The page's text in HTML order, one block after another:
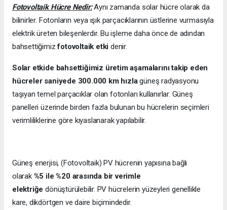
Fotovoltaik Hücre Nedir:Aynı zamanda solar hücre olarak da
bilinirler. Fotonların veya ışık parçacıklarının üstlerine vurmasıyla
elektrik üreten bileşenlerdir. Bu işleme daha önce de adından
bahsettiğimizfotovoltaik etkidenir.
Solar etkide bahsettiğimiz üretim aşamalarını takip eden
hücreler saniyede 300.000 km hızlagüneş radyasyonu
taşıyan temel parçacıklar olan fotonları kullanırlar. Güneş
panelleri üzerinde birden fazla bulunan bu hücrelerin seçimleri
verimliliklerine göre kıyaslanarak yapılabilir.
Güneş enerjisi, (Fotovoltaik) PV hücrenin yapısına bağlı
olarak %5 ile %20 arasında bir verimle
elektriğedönüştürülebilir. PV hücrelerin yüzeyleri genellikle
kare, dikdörtgen ve daire biçimindedir.